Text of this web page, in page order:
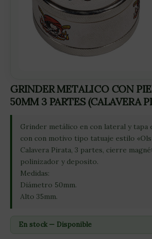
GRINDER METALICO CON
50MM 3 PARTES (CALAVERA
Grinder metálico en con lateral y tapa
con con motivo tipo tatuaje estilo «Ols
Calavera Pirata, 3 partes, cierre
polinizador y deposito.
Medidas:
Diámetro 50mm.
Alto 35mm.
En stock — Disponible